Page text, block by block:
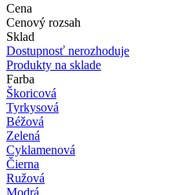
Cena
Cenový rozsah
Sklad
Dostupnosť nerozhoduje
Produkty na sklade
Farba
Škoricová
Tyrkysová
Béžová
Zelená
Cyklamenová
Čierna
Ružová
Modrá